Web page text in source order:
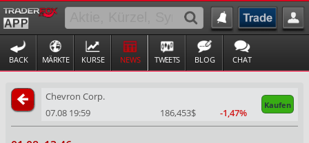
BACK MÄRKTE KURSE NEWS TWEETS BLOG CHAT
Chevron Corp.
Kaufen
07.08 19:59 186,453$ -1,47%